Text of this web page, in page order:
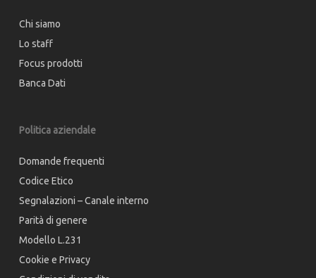
Chi siamo
Lo staff
Focus prodotti
Banca Dati
Politica aziendale
Domande frequenti
Codice Etico
Segnalazioni – Canale interno
Parità di genere
Modello L.231
Cookie e Privacy